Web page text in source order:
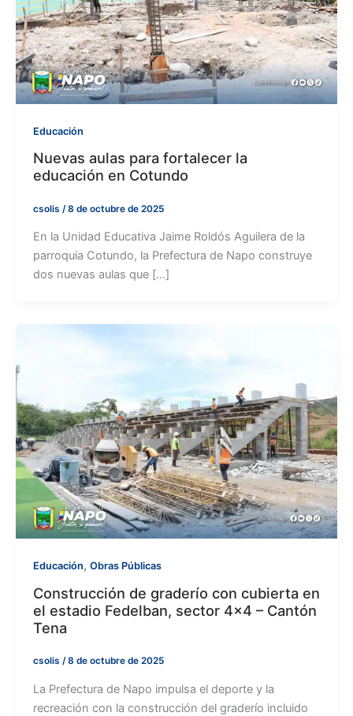
Educación
Nuevas aulas para fortalecer la
educación en Cotundo
csolis /8 de octubre de 2025
En la Unidad Educativa Jaime Roldós Aguilera de la
parroquia Cotundo, la Prefectura de Napo construye
dos nuevas aulas que […]
Educación, Obras Públicas
Construcción de graderío con cubierta en
el estadio Fedelban, sector 4×4 – Cantón
Tena
csolis /8 de octubre de 2025
La Prefectura de Napo impulsa el deporte y la
recreación con la construcción del graderío incluido